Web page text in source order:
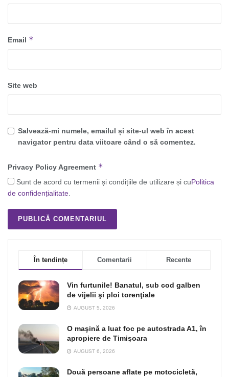
Email *
Site web
Salvează-mi numele, emailul și site-ul web în acest
navigator pentru data viitoare când o să comentez.
Privacy Policy Agreement *
Sunt de acord cu termenii și condițiile de utilizare și cuPolitica
de confidențialitate.
În tendințe Comentarii Recente
Vin furtunile! Banatul, sub cod galben
de vijelii şi ploi torenţiale
AUGUST 5, 2026
O maşină a luat foc pe autostrada A1, în
apropiere de Timişoara
AUGUST 6, 2026
Două persoane aflate pe motocicletă,